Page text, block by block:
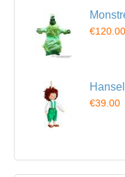
€120.00
€39.00